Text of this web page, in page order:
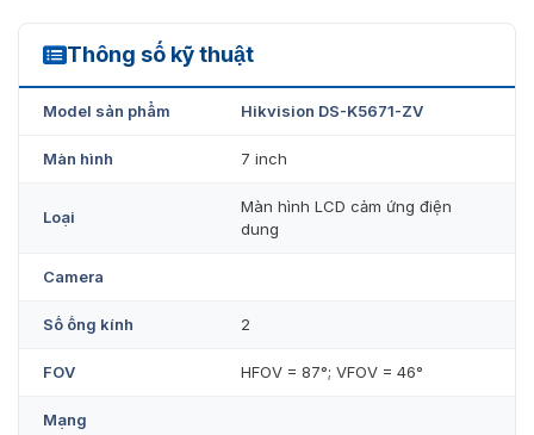
So sánh DS-K5671-ZV với sản phẩm
cùng series
DS-K5671-ZH
Thông số kỹ thuật
DS-K5671-ZV
Model sản phẩm Hikvision DS-K5671-ZV
Màn hình 7 inch
Loại
Màn hình LCD cảm ứng điện
dung
Camera
Số ống kính 2
FOV HFOV = 87°; VFOV = 46°
Mạng